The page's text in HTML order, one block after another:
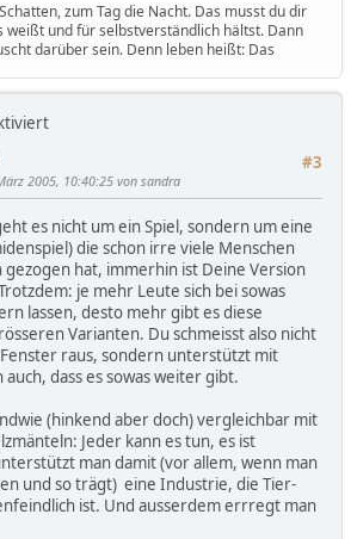
zum Tag die Nacht. Das musst du dir
weißt und für selbstverständlich hältst. Dann
darüber sein. Denn leben heißt: Das
#3
2005, 10:40:25 von sandra
es nicht um ein Spiel, sondern um eine
die schon irre viele Menschen
gezogen hat, immerhin ist Deine Version
je mehr Leute sich bei sowas
lassen, desto mehr gibt es diese
Varianten. Du schmeisst also nicht
raus, sondern unterstützt mit
dass es sowas weiter gibt.
(hinkend aber doch) vergleichbar mit
Jeder kann es tun, es ist
man damit (vor allem, wenn man
und so trägt) eine Industrie, die Tier-
ist. Und ausserdem errregt man